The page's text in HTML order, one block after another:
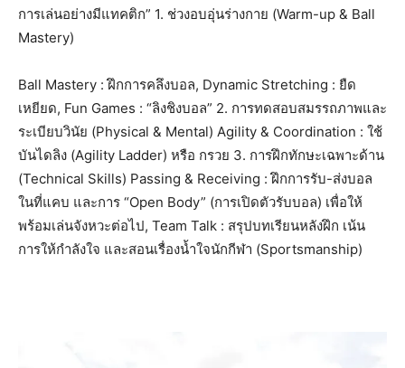
การเล่นอย่างมีแทคติก” 1. ช่วงอบอุ่นร่างกาย (Warm-up & Ball
Mastery)
Ball Mastery : ฝึกการคลึงบอล, Dynamic Stretching : ยืด
เหยียด, Fun Games : “ลิงชิงบอล” 2. การทดสอบสมรรถภาพและ
ระเบียบวินัย (Physical & Mental) Agility & Coordination : ใช้
บันไดลิง (Agility Ladder) หรือ กรวย 3. การฝึกทักษะเฉพาะด้าน
(Technical Skills) Passing & Receiving : ฝึกการรับ-ส่งบอล
ในที่แคบ และการ “Open Body” (การเปิดตัวรับบอล) เพื่อให้
พร้อมเล่นจังหวะต่อไป, Team Talk : สรุปบทเรียนหลังฝึก เน้น
การให้กําลังใจ และสอนเรื่องนํ้าใจนักกีฬา (Sportsmanship)